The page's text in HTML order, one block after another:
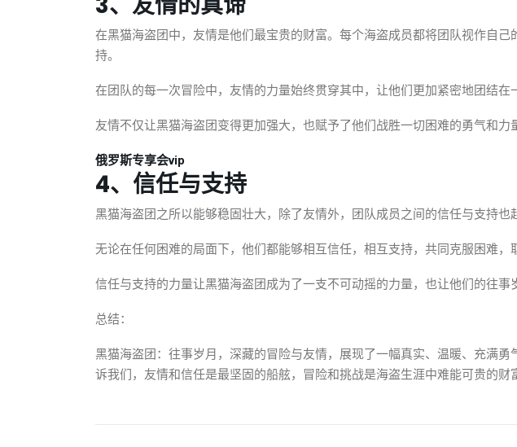
在黑猫海盗团中，友情是他们最宝贵的财富。每个海盗成员都将团队视作自己
持。
在团队的每一次冒险中，友情的力量始终贯穿其中，让他们更加紧密地团结在
友情不仅让黑猫海盗团变得更加强大，也赋予了他们战胜一切困难的勇气和力
俄罗斯专享会vip
4、信任与支持
黑猫海盗团之所以能够稳固壮大，除了友情外，团队成员之间的信任与支持也
无论在任何困难的局面下，他们都能够相互信任，相互支持，共同克服困难，
信任与支持的力量让黑猫海盗团成为了一支不可动摇的力量，也让他们的往事
总结：
黑猫海盗团：往事岁月，深藏的冒险与友情，展现了一幅真实、温暖、充满勇
诉我们，友情和信任是最坚固的船舷，冒险和挑战是海盗生涯中难能可贵的财